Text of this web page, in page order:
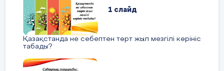
1 слайд
Қазақстанда не себептен төрт жыл мезгілі көрініс
табады?